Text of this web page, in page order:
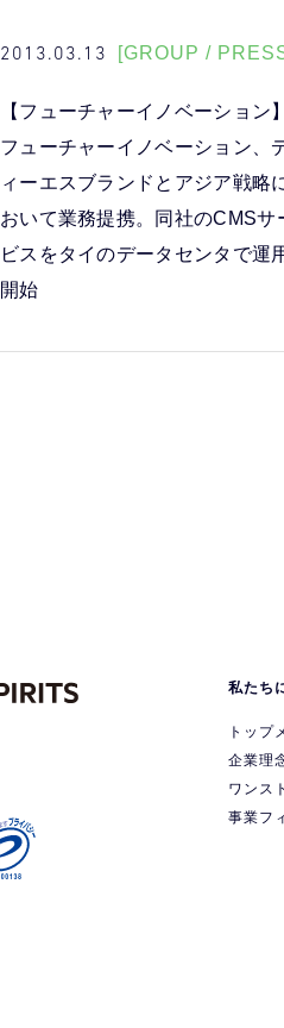
2013.03.13 [GROUP /
【フューチャーイノベーション】
フューチャーイノベーション、
ィーエスブランドとアジア戦略
おいて業務提携。同社のCMSサ
ビスをタイのデータセンタで運
開始
私たち
トップ
企業理
ワンス
事業フ